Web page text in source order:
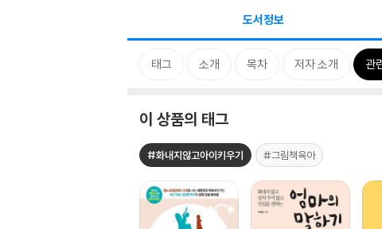
도서정보
태그 소개 목차 저자 소개 관
이 상품의 태그
#화내지않고아이키우기 #그림책육아